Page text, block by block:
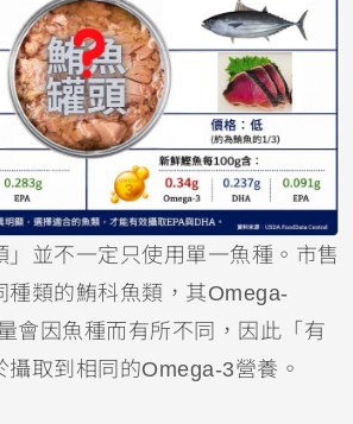
」並不一定只使用單一魚種。市售
種類的鮪科魚類，其Omega-
會因魚種而有所不同，因此「有
攝取到相同的Omega-3營養。